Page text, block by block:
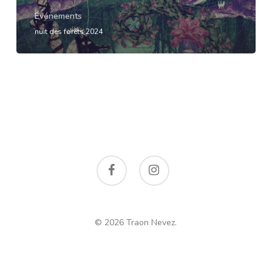
Événements
nuit des forêts 2024
facebook instagram
© 2026 Traon Nevez.